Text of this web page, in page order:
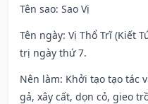
Tên sao: Sao Vị
Tên ngày: Vị Thổ Trĩ (Kiết
trị ngày thứ 7.
Nên làm: Khởi tạo tạo tác
gả, xây cất, dọn cỏ, gieo